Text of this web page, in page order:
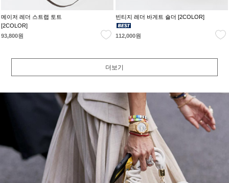
메이저 레더 스트랩 토트
[2COLOR]
93,800원
빈티지 레더 바게트 숄더 [2COLOR]
112,000원
더보기